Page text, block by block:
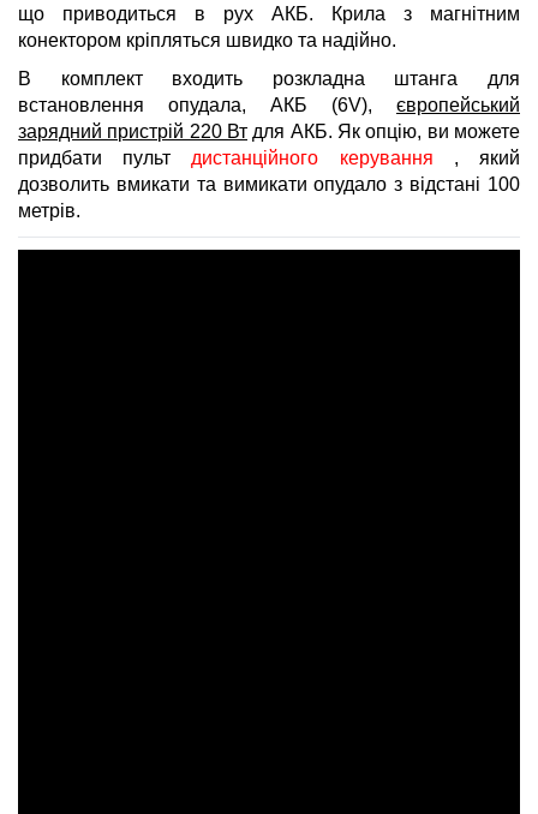
що приводиться в рух АКБ. Крила з магнітним
конектором кріпляться швидко та надійно.
В комплект входить розкладна штанга для
встановлення опудала, АКБ (6V), європейський
зарядний пристрій 220 Вт для АКБ. Як опцію, ви можете
придбати пульт дистанційного керування , який
дозволить вмикати та вимикати опудало з відстані 100
метрів.